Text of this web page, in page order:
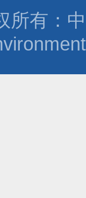
所有：